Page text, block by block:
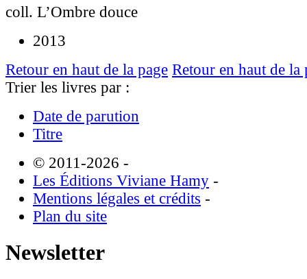
coll. L’Ombre douce
2013
Retour en haut de la page Retour en haut de la
Trier les livres par :
Date de parution
Titre
© 2011-2026 -
Les Éditions Viviane Hamy -
Mentions légales et crédits -
Plan du site
Newsletter